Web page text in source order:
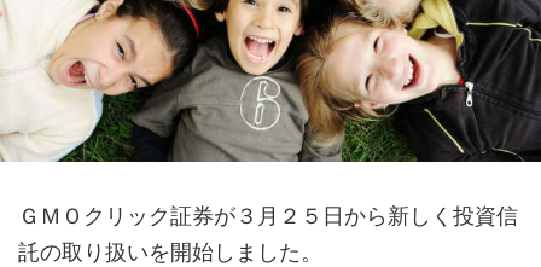
ＧＭＯクリック証券が３月２５日から新しく投資信
託の取り扱いを開始しました。